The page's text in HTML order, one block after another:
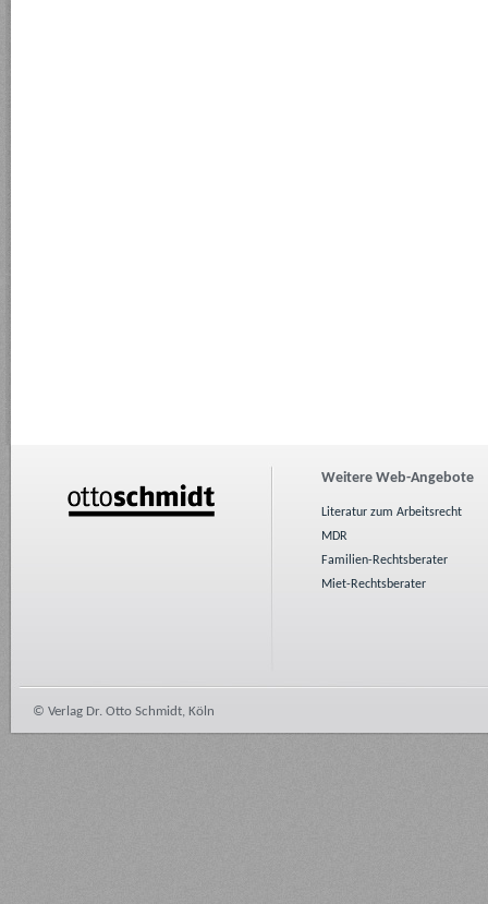
Weitere Web-Angebote
Literatur zum Arbeitsrecht
MDR
Familien-Rechtsberater
Miet-Rechtsberater
© Verlag Dr. Otto Schmidt, Köln